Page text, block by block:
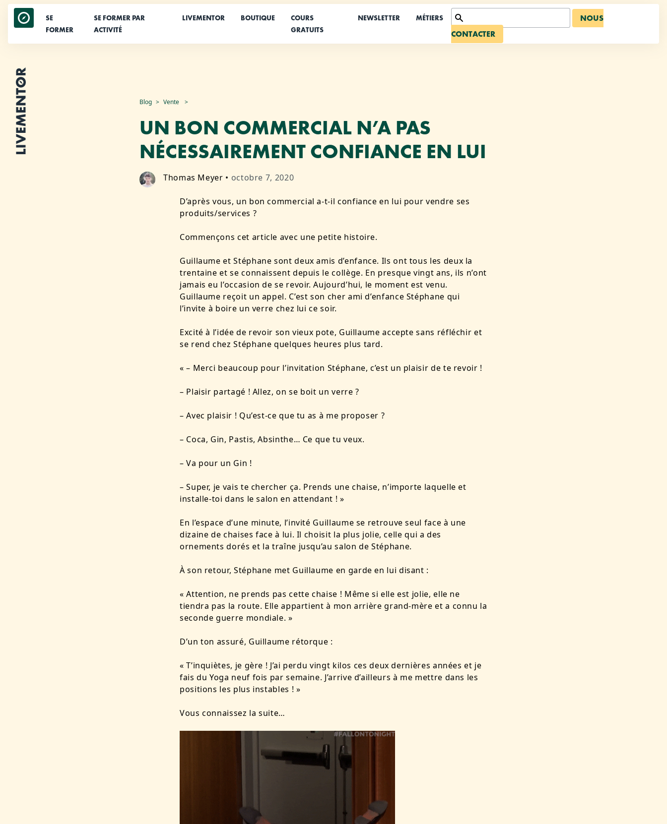
Aller
contenu
SE
FORMER
SE FORMER PAR
ACTIVITÉ
LIVEMENTOR BOUTIQUE
COURS
GRATUITS
NEWSLETTER MÉTIERS
NOUS
CONTACTER
Blog Vente
UN BON COMMERCIAL N’A PAS
NÉCESSAIREMENT CONFIANCE EN LUI
Thomas Meyer • octobre 7, 2020
D’après vous, un bon commercial a-t-il confiance en lui pour vendre ses
produits/services ?
Commençons cet article avec une petite histoire.
Guillaume et Stéphane sont deux amis d’enfance. Ils ont tous les deux la
trentaine et se connaissent depuis le collège. En presque vingt ans, ils n’ont
jamais eu l’occasion de se revoir. Aujourd’hui, le moment est venu.
Guillaume reçoit un appel. C’est son cher ami d’enfance Stéphane qui
l’invite à boire un verre chez lui ce soir.
Excité à l’idée de revoir son vieux pote, Guillaume accepte sans réfléchir et
se rend chez Stéphane quelques heures plus tard.
« – Merci beaucoup pour l’invitation Stéphane, c’est un plaisir de te revoir !
– Plaisir partagé ! Allez, on se boit un verre ?
– Avec plaisir ! Qu’est-ce que tu as à me proposer ?
– Coca, Gin, Pastis, Absinthe… Ce que tu veux.
– Va pour un Gin !
– Super, je vais te chercher ça. Prends une chaise, n’importe laquelle et
installe-toi dans le salon en attendant ! »
En l’espace d’une minute, l’invité Guillaume se retrouve seul face à une
dizaine de chaises face à lui. Il choisit la plus jolie, celle qui a des
ornements dorés et la traîne jusqu’au salon de Stéphane.
À son retour, Stéphane met Guillaume en garde en lui disant :
« Attention, ne prends pas cette chaise ! Même si elle est jolie, elle ne
tiendra pas la route. Elle appartient à mon arrière grand-mère et a connu la
seconde guerre mondiale. »
D’un ton assuré, Guillaume rétorque :
« T’inquiètes, je gère ! J’ai perdu vingt kilos ces deux dernières années et je
fais du Yoga neuf fois par semaine. J’arrive d’ailleurs à me mettre dans les
positions les plus instables ! »
Vous connaissez la suite…